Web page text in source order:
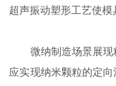
超声振动塑形工艺使模
微纳制造场景展现
应实现纳米颗粒的定